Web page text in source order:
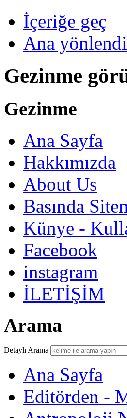
İçeriğe geç
Ana
Gezinme
Gezinme
Ana Sayfa
Hakkımızda
About Us
Basında
Künye -
Facebook
instagram
İLETİŞİM
Arama
Detaylı Arama
Ana Sayfa
Editörden -